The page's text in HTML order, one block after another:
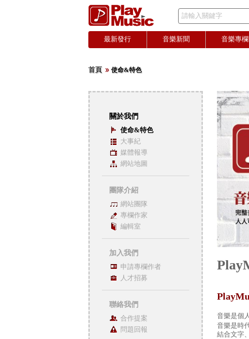
請輸入關鍵字
最新發行 音樂新聞 音樂專欄
首頁 使命&特色
關於我們
使命&特色
大事紀
媒體報導
網站地圖
團隊介紹
網站團隊
專欄作家
編輯室
加入我們
申請專欄作者
人才招募
聯絡我們
合作提案
問題回報
音樂是個
音樂是時
結合文字